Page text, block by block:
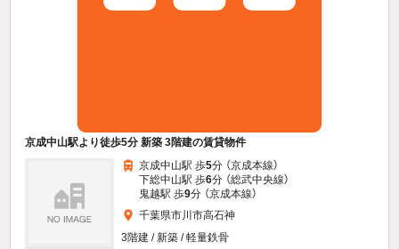
京成中山駅より徒歩5分 新築 3階建の賃貸物件
京成中山駅 歩5分 （京成本線）
下総中山駅 歩6分 （総武中央線）
鬼越駅 歩9分 （京成本線）
千葉県市川市高石神
3階建 / 新築 / 軽量鉄骨